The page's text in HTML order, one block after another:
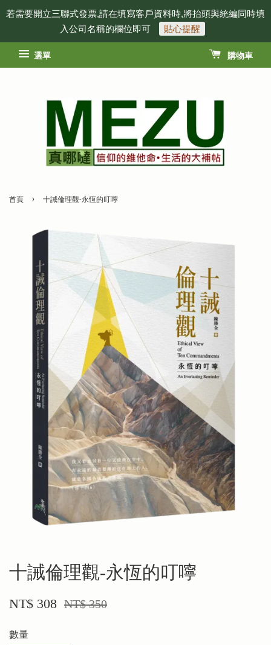
若需要開立三聯式發票,請在填寫客戶資料時,將抬頭與統編同時填
入公司名稱的欄位即可
貼心提醒
選單 購物車
首頁 › 十誡倫理觀-永恆的叮嚀
十誡倫理觀-永恆的叮嚀
NT$ 308 NT$ 350
數量